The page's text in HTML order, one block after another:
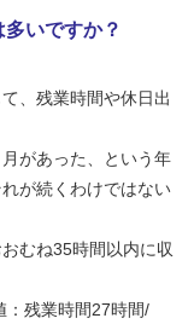
いですか？
、残業時間や休日出
があった、という年
が続くわけではない
むね35時間以内に収
：残業時間27時間/